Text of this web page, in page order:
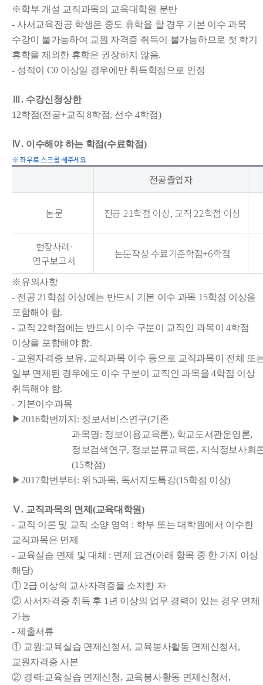
※학부 개설 교직과목의 교육대학원 분반
- 사서교육전공 학생은 중도 휴학을 할 경우 기본 이수 과목
수강이 불가능하여 교원 자격증 취득이 불가능하므로 첫 학기
휴학을 제외한 휴학은 권장하지 않음.
- 성적이 C0 이상일 경우에만 취득학점으로 인정
. 수강신청상한
12학점(전공+교직 8학점, 선수4학점)
Ⅳ. 이수해야 하는 학점(수료학점)
전공졸업자
논문 전공 21학점 이상, 교직 22학점 이상
현장사례·
연구보고서
논문작성 수료기준학점+6학점
※유의사항
- 전공 21 학점 이상에는 반드시 기본 이수 과목 15학점 이상을
포함해야 함.
- 교직 22학점에는 반드시 이수 구분이 교직인 과목이 4학점
이상을 포함해야 함.
- 교원자격증 보유, 교직과목 이수 등으로 교직과목이 전체 또
일부 면제된 경우에도 이수 구분이 교직인 과목을 4학점 이상
취득해야 함.
- 기본이수과목
▶ 2016학번까지 : 정보서비스연구(기존
과목명: 정보이용교육론), 학교도서관운영론,
정보검색연구, 정보분류교육론, 지식정보사회
(15학점)
▶ 2017학번부터 : 위 5과목, 독서지도특강(15학점 이상)
Ⅴ. 교직과목의 면제 (교육대학원)
- 교직 이론 및 교직 소양 영역 : 학부 또는 대학원에서 이수한
교직과목은 면제
- 교육실습 면제 및 대체 : 면제 요건(아래 항목 중 한 가지 이상
해당)
① 2급 이상의 교사자격증을 소지한 자
② 사서자격증 취득 후 1 년 이상의 업무 경력이 있는 경우 면제
가능
- 제출서류
① 교원:교육실습 면제신청서, 교육봉사활동 면제신청서 ,
교원자격증 사본
② 경력:교육실습 면제신청, 교육봉사활동 면제신청서 ,